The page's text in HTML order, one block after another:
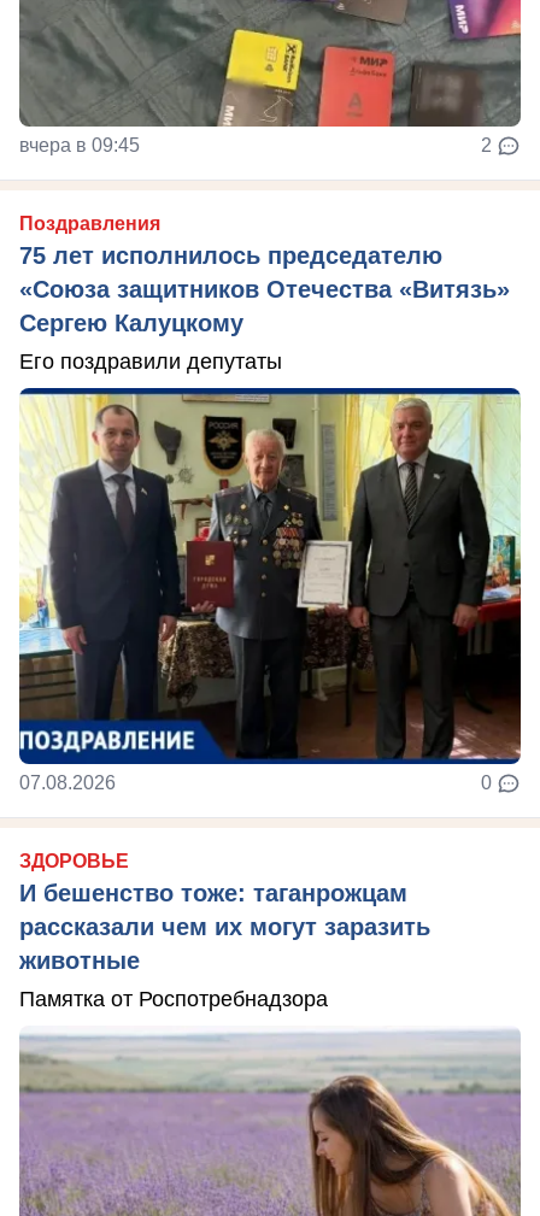
вчера в 09:45 2
Поздравления
75 лет исполнилось председателю
«Союза защитников Отечества «Витязь»
Сергею Калуцкому
Его поздравили депутаты
07.08.2026 0
ЗДОРОВЬЕ
И бешенство тоже: таганрожцам
рассказали чем их могут заразить
животные
Памятка от Роспотребнадзора